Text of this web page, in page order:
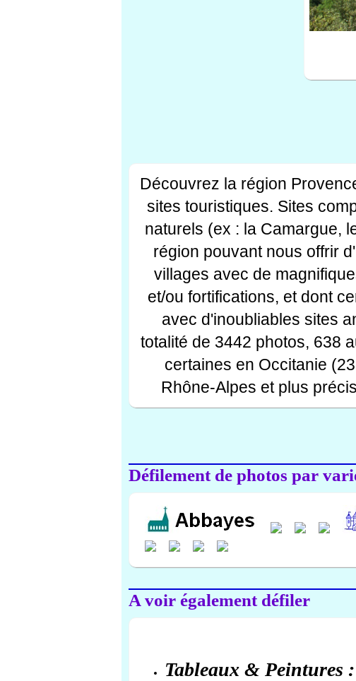
Découvrez la région
sites touristiques. Sites
naturels (ex : la Camargue,
région pouvant nous offrir
villages avec de
et/ou fortifications, et dont
avec d'inoubliables sites
totalité de 3442 photos, 638
certaines en Occitanie
Rhône-Alpes et plus
Défilement de photos par
A voir également défiler
Tableaux & Peintures :